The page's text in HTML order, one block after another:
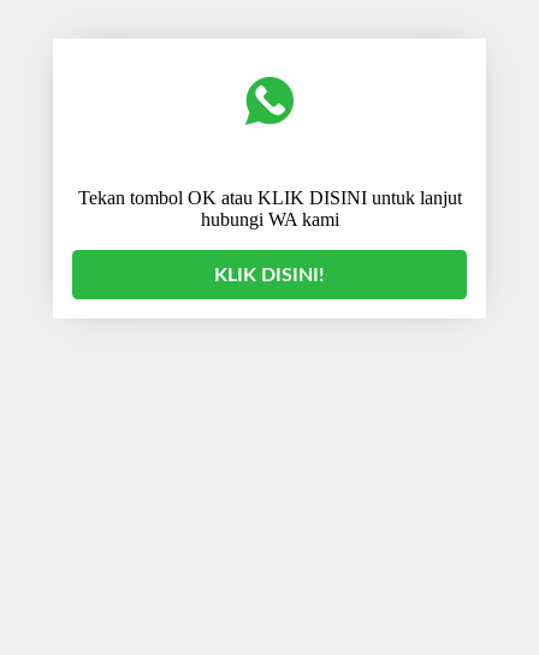
Tekan tombol OK atau KLIK DISINI untuk lanjut
hubungi WA kami
KLIK DISINI!